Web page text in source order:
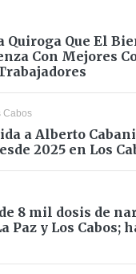
Que El
Con Mejores
Cabos
a Alberto
2025 en Los
8 mil dosis de
Paz y Los Cabos;